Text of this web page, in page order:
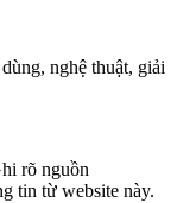
nghệ thuật, giải
rõ nguồn
tin từ website này.